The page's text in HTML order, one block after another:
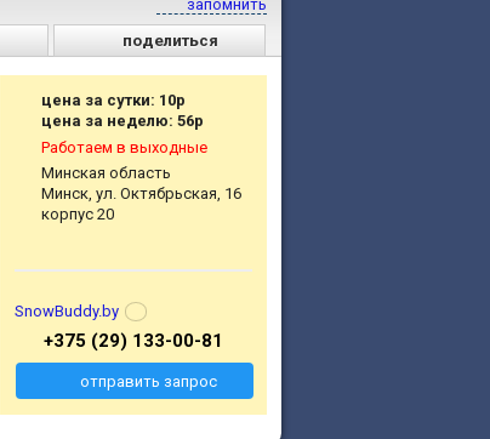
запомнить
поделиться
цена за сутки: 10р
цена за неделю: 56р
Работаем в выходные
Минская область
Минск, ул. Октябрьская, 16
корпус 20
SnowBuddy.by
+375 (29) 133-00-81
отправить запрос